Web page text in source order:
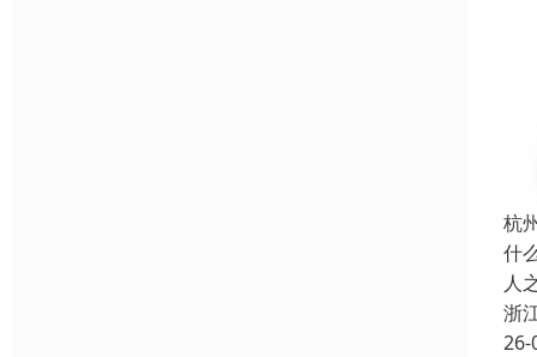
杭
什
人
浙
26-